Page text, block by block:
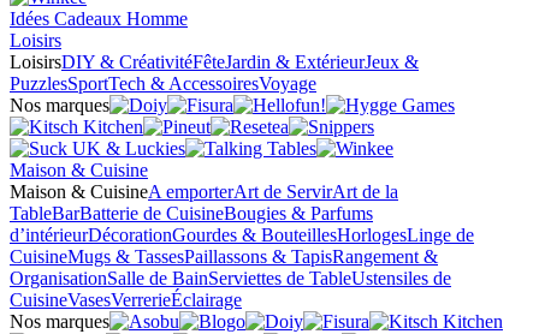
Idées Cadeaux Homme
Loisirs
LoisirsDIY & CréativitéFêteJardin & ExtérieurJeux &
PuzzlesSportTech & AccessoiresVoyage
Nos marques
Maison & Cuisine
Maison & CuisineA emporterArt de ServirArt de la
TableBarBatterie de CuisineBougies & Parfums
d’intérieurDécorationGourdes & BouteillesHorlogesLinge de
CuisineMugs & TassesPaillassons & TapisRangement &
OrganisationSalle de BainServiettes de TableUstensiles de
CuisineVasesVerrerieÉclairage
Nos marques